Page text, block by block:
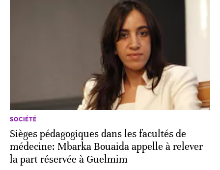
SOCIÉTÉ
Sièges pédagogiques dans les facultés de
médecine: Mbarka Bouaida appelle à relever
la part réservée à Guelmim